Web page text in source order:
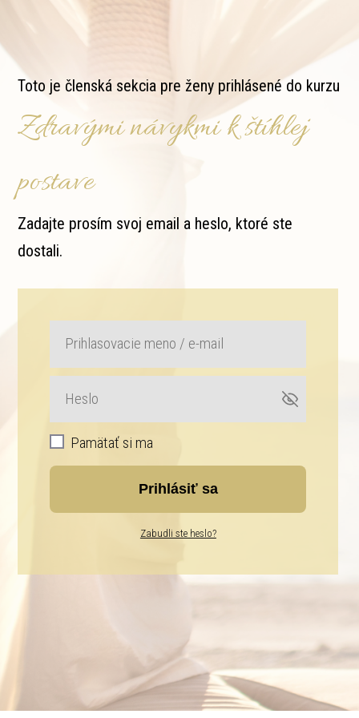
Toto je členská sekcia pre ženy prihlásené do kurzu
Zdravými návykmi k štíhlej
postave
Zadajte prosím svoj email a heslo, ktoré ste
dostali.
Pamätať si ma
Prihlásiť sa
Zabudli ste heslo?